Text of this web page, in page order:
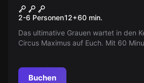
Scarescape
2-6 Personen12+60 min.
Das ultimative Grauen wartet in den
Circus Maximus auf Euch. Mit 60
Personen.
Buchen